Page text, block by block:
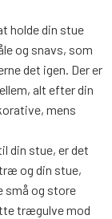
holde din stue
og snavs, som
det igen. Der er
alt efter din
mens
din stue, er det
og din stue,
små og store
trægulve mod